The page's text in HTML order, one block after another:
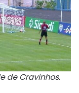
de Cravinhos.